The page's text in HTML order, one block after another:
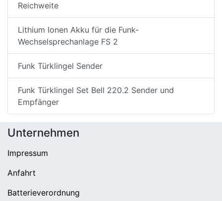
Reichweite
Lithium Ionen Akku für die Funk-
Wechselsprechanlage FS 2
Funk Türklingel Sender
Funk Türklingel Set Bell 220.2 Sender und
Empfänger
Unternehmen
Impressum
Anfahrt
Batterieverordnung